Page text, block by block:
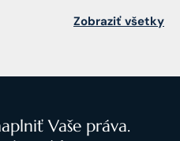
Zobraziť všetky
Vaše práva.